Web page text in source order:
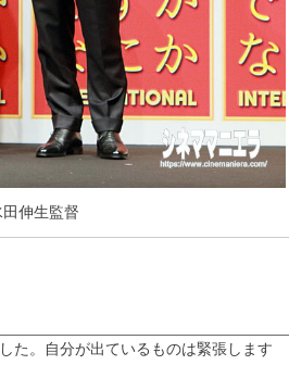
伸生監督
た。自分が出ているものは緊張します